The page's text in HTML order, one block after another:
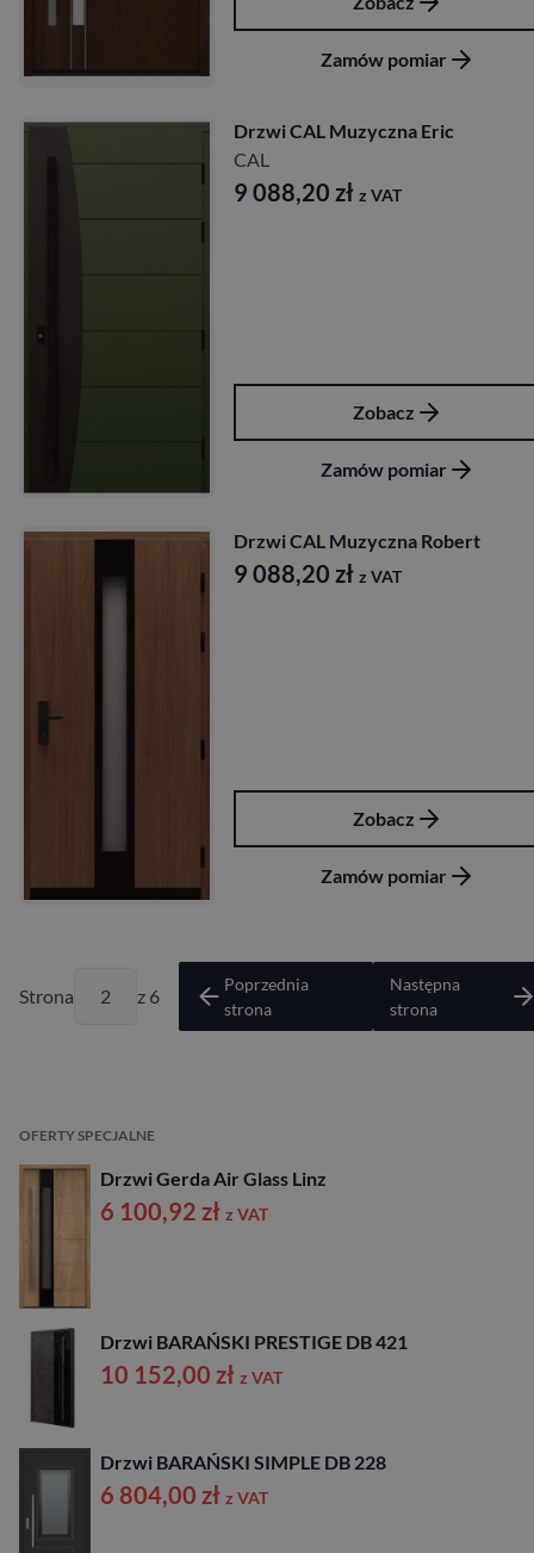
Zamów pomiar
Drzwi CAL Muzyczna Eric
CAL
9 088,20 zł z VAT
Zobacz
Zamów pomiar
Drzwi CAL Muzyczna Robert
9 088,20 zł z VAT
Zobacz
Zamów pomiar
Strona z 6
Poprzednia
strona
Następna
strona
OFERTY SPECJALNE
Drzwi Gerda Air Glass Linz
6 100,92 zł z VAT
Drzwi BARAŃSKI PRESTIGE DB 421
10 152,00 zł z VAT
Drzwi BARAŃSKI SIMPLE DB 228
6 804,00 zł z VAT